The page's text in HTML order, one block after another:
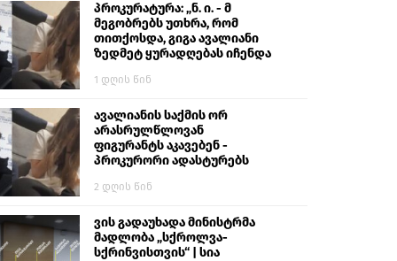
პროკურატურა: „ნ. ი. - მ
მეგობრებს უთხრა, რომ
თითქოსდა, გიგა ავალიანი
ზედმეტ ყურადღებას იჩენდა
ალექსანდრე გაბაშვილი
გიგა ავალიანს“
1 დღის წინ
ავალიანის საქმის ორ
არასრულწლოვან
ფიგურანტს აკავებენ -
პროკურორი ადასტურებს
2 დღის წინ
ვის გადაუხადა მინისტრმა
მადლობა „სქროლვა-
სქრინვისთვის“ | სია